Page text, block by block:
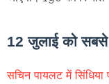
12 जुलाई को सबसे
सचिन पायलट में सिंधिया